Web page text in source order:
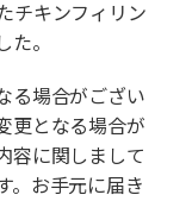
チキンフィリン
。
る場合がござい
更となる場合が
容に関しまして
。お手元に届き